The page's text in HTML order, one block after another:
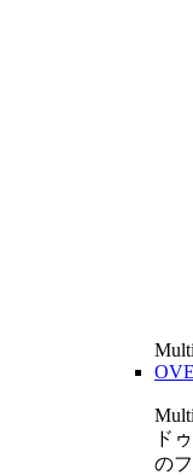
ド
の